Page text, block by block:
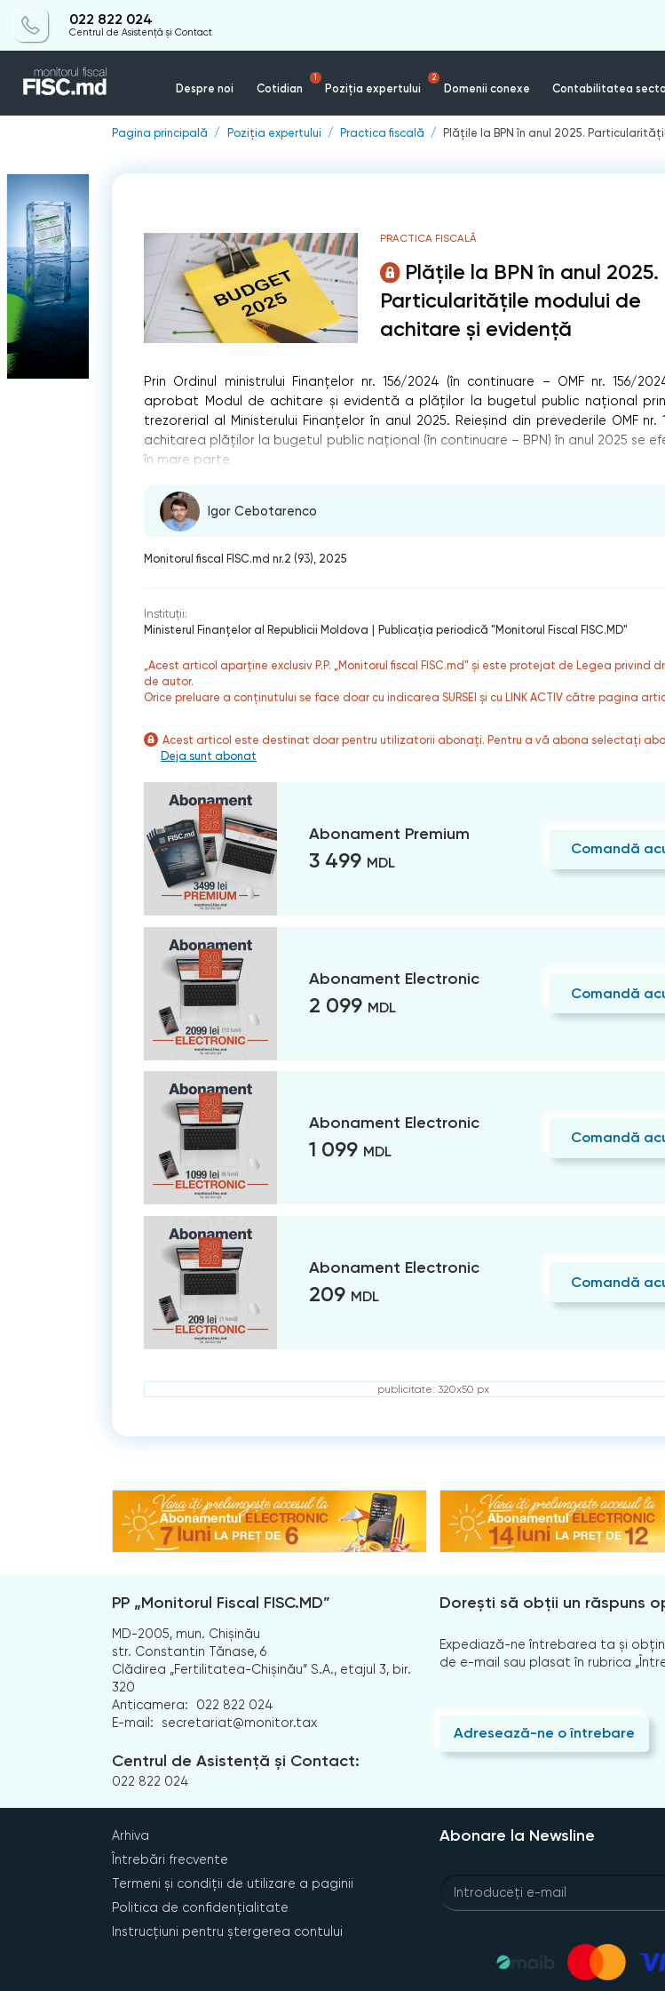
022 822 024
Centrul de Asistență și Contact
Despre noi Cotidian
1
Poziția expertului
2
Domenii conexe Contabilitatea
Pagina principală Poziția expertului Practica fiscală Plățile la BPN în anul 2025.
PRACTICA FISCALĂ
Plățile la BPN în anul 2025.
Particularitățile modului de
achitare și evidență
Prin Ordinul ministrului Finanțelor nr. 156/2024 (în continuare – OMF nr. 156/
aprobat Modul de achitare şi evidentă a plăților la bugetul public național prin
trezorerial al Ministerului Finanţelor în anul 2025. Reieșind din prevederile OMF nr.
achitarea plăților la bugetul public naţional (în continuare – BPN) în anul 2025 se
în mare parte
Igor Cebotarenco
Monitorul fiscal FISC.md nr.2 (93), 2025
Instituții:
Ministerul Finanțelor al Republicii Moldova | Publicaţia periodică "Monitorul Fiscal FISC.MD"
„Acest articol aparține exclusiv P.P. „Monitorul fiscal FISC.md” și este protejat de Legea privind
de autor.
Orice preluare a conținutului se face doar cu indicarea SURSEI și cu LINK ACTIV către pagina
Acest articol este destinat doar pentru utilizatorii abonați. Pentru a vă abona selectați
Deja sunt abonat
Abonament Premium
3 499 MDL
Comandă
Abonament Electronic
2 099 MDL
Comandă
Abonament Electronic
1 099 MDL
Comandă
Abonament Electronic
209 MDL
Comandă
publicitate: 320x50 px
PP „Monitorul Fiscal FISC.MD”
MD-2005, mun. Chișinău
str. Constantin Tănase, 6
Clădirea „Fertilitatea-Chișinău” S.A., etajul 3, bir.
320
Anticamera:
022 822 024
E-mail:
secretariat@monitor.tax
Centrul de Asistență și Contact:
022 822 024
Dorești să obții un răspuns
Expediază-ne întrebarea ta și
de e-mail sau plasat în rubrica
Adresează-ne o întrebare
Arhiva
Întrebări frecvente
Termeni și condiții de utilizare a paginii
Politica de confidențialitate
Instrucțiuni pentru ștergerea contului
Abonare la Newsline